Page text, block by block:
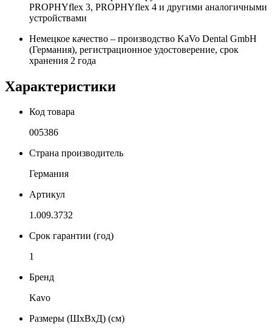
PROPHYflex 3, PROPHYflex 4 и другими аналогичными
устройствами
Немецкое качество – производство KaVo Dental GmbH
(Германия), регистрационное удостоверение, срок
хранения 2 года
Характеристики
Код товара
005386
Страна производитель
Германия
Артикул
1.009.3732
Срок гарантии (год)
1
Бренд
Kavo
Размеры (ШхВхД) (см)